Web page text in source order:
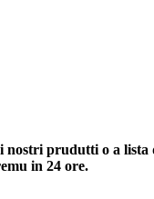
nostri prudutti o a lista
in 24 ore.